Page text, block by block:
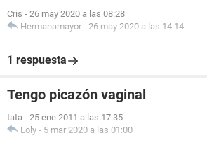
Cris - 26 may 2020 a las 08:28
Hermanamayor - 26 may 2020 a las 14:14
1 respuesta
Tengo picazón vaginal
tata - 25 ene 2011 a las 17:35
Loly - 5 mar 2020 a las 01:00